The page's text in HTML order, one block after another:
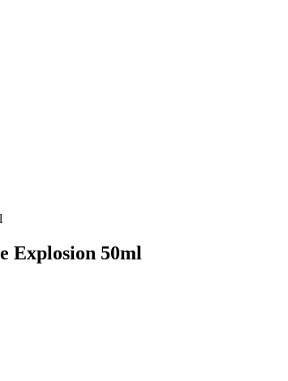
Explosion 50ml